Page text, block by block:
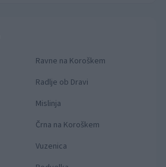
Ravne na Koroškem
Radlje ob Dravi
Mislinja
Črna na Koroškem
Vuzenica